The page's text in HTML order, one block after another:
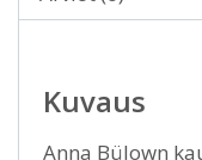
Kuvaus
Anna Bülown